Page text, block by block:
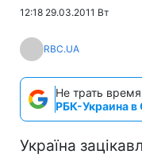
12:18 29.03.2011 Вт
RBC.UA
Не трать
РБК-Украина в
Україна